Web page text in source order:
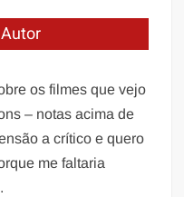
os filmes que vejo
– notas acima de
a crítico e quero
me faltaria